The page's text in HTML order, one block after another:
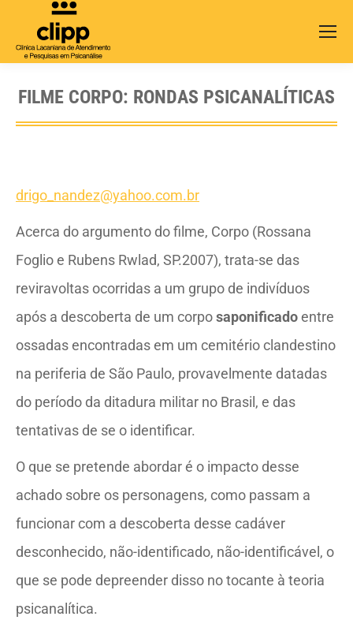
FILME CORPO: RONDAS PSICANALÍTICAS
drigo_nandez@yahoo.com.br
Acerca do argumento do filme, Corpo (Rossana
Foglio e Rubens Rwlad, SP.2007), trata-se das
reviravoltas ocorridas a um grupo de indivíduos
após a descoberta de um corposaponificadoentre
ossadas encontradas em um cemitério clandestino
na periferia de São Paulo, provavelmente datadas
do período da ditadura militar no Brasil, e das
tentativas de se o identificar.
O que se pretende abordar é o impacto desse
achado sobre os personagens, como passam a
funcionar com a descoberta desse cadáver
desconhecido, não-identificado, não-identificável, o
que se pode depreender disso no tocante à teoria
psicanalítica.